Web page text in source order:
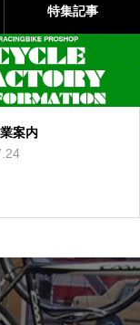
特集記事